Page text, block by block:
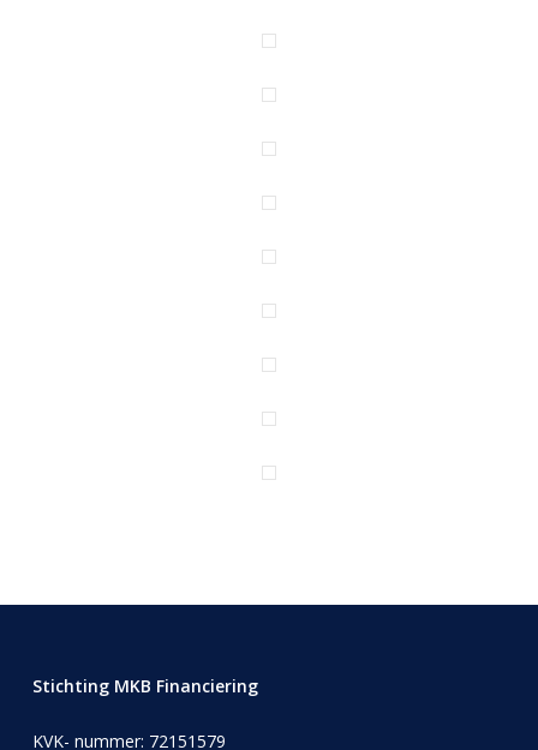
Stichting MKB Financiering
KVK- nummer: 72151579